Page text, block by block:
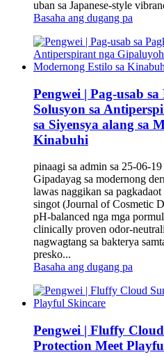
uban sa Japanese-style
Basaha ang dugang pa
Pengwei | Pag-usab
Solusyon sa
sa Siyensya alang sa
Kinabuhi
pinaagi sa admin sa 25-06-19
Gipadayag sa modernong
lawas naggikan sa
singot (Journal of Cosmetic
pH-balanced nga mga
clinically proven odor-
nagwagtang sa bakterya
presko...
Basaha ang dugang pa
Pengwei | Fluffy
Protection Meet